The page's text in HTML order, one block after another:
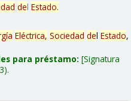
del Estado.
Eléctrica, Sociedad del Estado,
para préstamo: Signatura